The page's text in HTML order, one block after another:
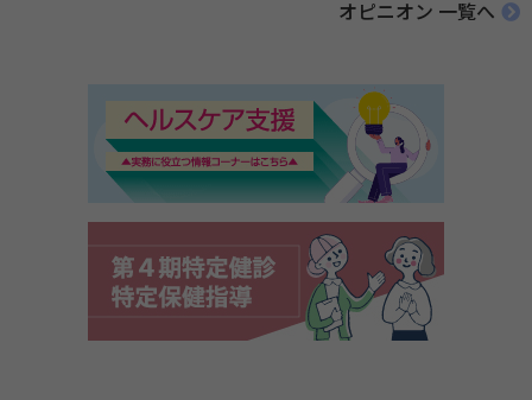
オピニオン 一覧へ